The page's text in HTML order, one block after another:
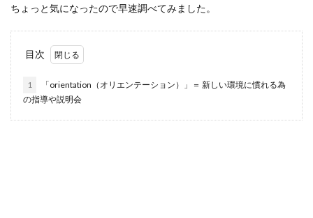
ちょっと気になったので早速調べてみました。
目次
1
「orientation（オリエンテーション）」＝ 新しい環境に慣れる為
の指導や説明会